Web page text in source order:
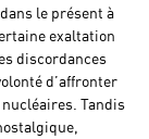
le présent à
exaltation
discordances
d’affronter
Tandis